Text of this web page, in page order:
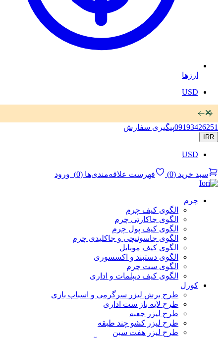
ارزها
USD
رد کردن
09193426251پیگیری سفارش
IRR
USD
سبد خرید (
0
) فهرست علاقه‌مندی‌ها (
0
) ورود
چرم
الگوی کیف چرم
الگوی جاکارتی چرم
الگوی کیف پول چرم
الگوی جاسوئیچی و جاکلیدی چرم
الگوی کیف موبایل
الگوی دستبند و اکسسوری
الگوی ست چرم
الگوی کیف دیپلمات و اداری
کورل
طرح برش لیزر سرگرمی و اسباب بازی
طرح لایه باز ست اداری
طرح لیزر جعبه
طرح لیزر کشو چند طبقه
طرح لیزر هفت سین